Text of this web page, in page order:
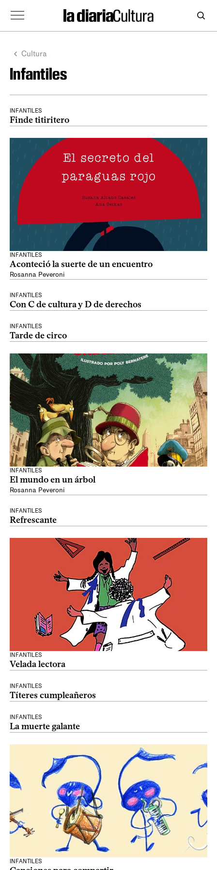
Cultura
Infantiles
INFANTILES
Finde titiritero
INFANTILES
Aconteció la suerte de un encuentro
Rosanna Peveroni
INFANTILES
Con C de cultura y D de derechos
INFANTILES
Tarde de circo
INFANTILES
El mundo en un árbol
Rosanna Peveroni
INFANTILES
Refrescante
INFANTILES
Velada lectora
INFANTILES
Títeres cumpleañeros
INFANTILES
La muerte galante
INFANTILES